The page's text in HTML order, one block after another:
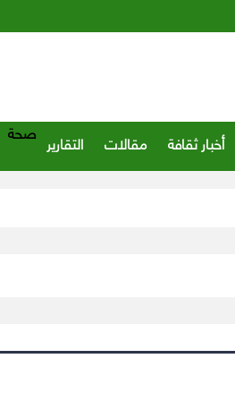
أخبار ثقافة مقالات التقارير صحة